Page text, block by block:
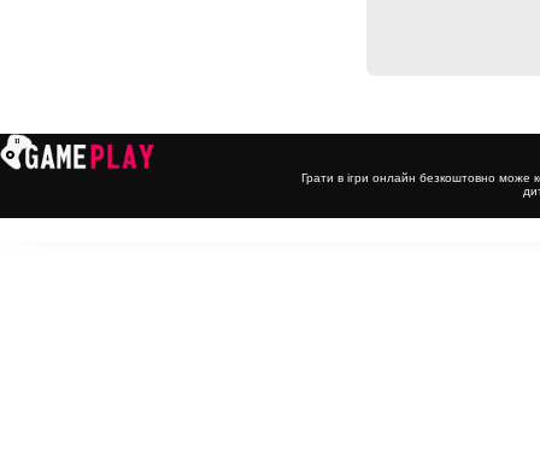
Грати в ігри онлайн безкоштовно може